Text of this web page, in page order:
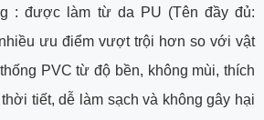
: được làm từ da PU (Tên đầy đủ:
ưu điểm vượt trội hơn so với vật
PVC từ độ bền, không mùi, thích
tiết, dễ làm sạch và không gây hại